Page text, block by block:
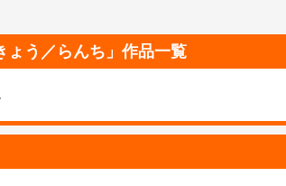
ょう／らんち 」作品一覧